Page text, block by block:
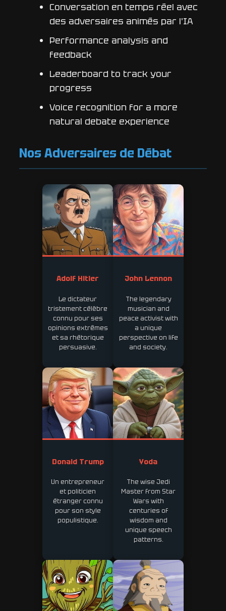
Conversation en temps réel avec
des adversaires animés par l'IA
Performance analysis and
feedback
Leaderboard to track your
progress
Voice recognition for a more
natural debate experience
Nos Adversaires de Débat
Adolf Hitler
Le dictateur
tristement célèbre
connu pour ses
opinions extrêmes
et sa rhétorique
persuasive.
John Lennon
The legendary
musician and
peace activist with
a unique
perspective on life
and society.
Donald Trump
Un entrepreneur
et politicien
étranger connu
pour son style
populistique.
Yoda
The wise Jedi
Master from Star
Wars with
centuries of
wisdom and
unique speech
patterns.